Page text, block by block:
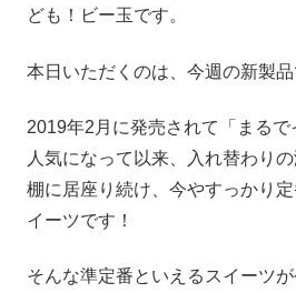
ども！ビー玉です。
本日いただくのは、今週の新製
2019年2月に発売されて「まるで
人気になって以来、入れ替わり
棚に居座り続け、今やすっかり
イーツです！
そんな準定番といえるスイーツ